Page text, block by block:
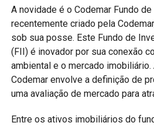
A novidade é o Codemar Fundo
recentemente criado pela
sob sua posse. Este Fundo de
(FII) é inovador por sua conexão
ambiental e o mercado
Codemar envolve a definição de
uma avaliação de mercado para
Entre os ativos imobiliários do